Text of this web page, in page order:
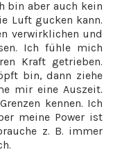
bin aber auch kein
Luft gucken kann.
verwirklichen und
Ich fühle mich
Kraft getrieben.
bin, dann ziehe
mir eine Auszeit.
kennen. Ich
meine Power ist
z. B. immer